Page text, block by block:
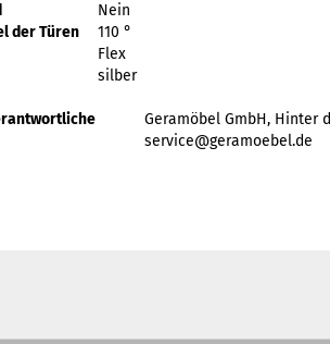
Nein
der Türen
110 °
Flex
silber
Geramöbel GmbH, Hinter
service@geramoebel.de